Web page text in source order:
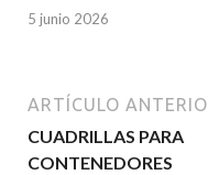
5 junio 2026
ARTÍCULO
CUADRILLAS PARA
CONTENEDORES